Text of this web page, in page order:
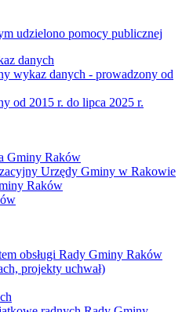
udzielono pomocy publicznej
danych
wykaz danych - prowadzony od
od 2015 r. do lipca 2025 r.
Gminy Raków
Urzędy Gminy w Rakowie
Raków
obsługi Rady Gminy Raków
projekty uchwał)